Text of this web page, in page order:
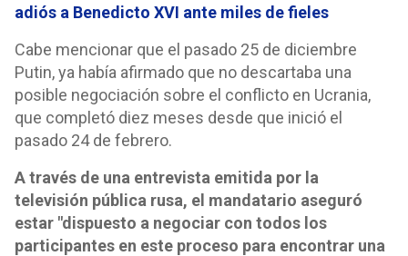
adiós a Benedicto XVI ante miles de fieles
Cabe mencionar que el pasado 25 de diciembre
Putin, ya había afirmado que no descartaba una
posible negociación sobre el conflicto en Ucrania,
que completó diez meses desde que inició el
pasado 24 de febrero.
A través de una entrevista emitida por la
televisión pública rusa, el mandatario aseguró
estar "dispuesto a negociar con todos los
participantes en este proceso para encontrar una